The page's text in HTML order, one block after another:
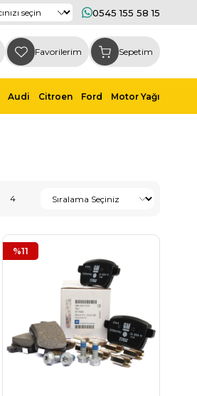
0545 155 58 15
Favorilerim Sepetim
Audi Citroen Ford Motor Yağı
%11